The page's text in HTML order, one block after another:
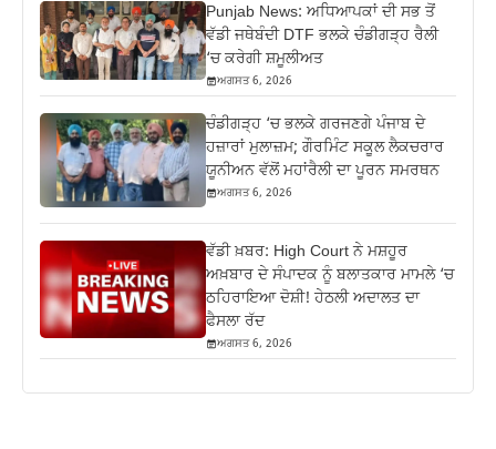
Punjab News: ਅਧਿਆਪਕਾਂ ਦੀ ਸਭ ਤੋਂ
ਵੱਡੀ ਜਥੇਬੰਦੀ DTF ਭਲਕੇ ਚੰਡੀਗੜ੍ਹ ਰੈਲੀ
‘ਚ ਕਰੇਗੀ ਸ਼ਮੂਲੀਅਤ
ਅਗਸਤ 6, 2026
ਚੰਡੀਗੜ੍ਹ ‘ਚ ਭਲਕੇ ਗਰਜਣਗੇ ਪੰਜਾਬ ਦੇ
ਹਜ਼ਾਰਾਂ ਮੁਲਾਜ਼ਮ; ਗੌਰਮਿੰਟ ਸਕੂਲ ਲੈਕਚਰਾਰ
ਯੂਨੀਅਨ ਵੱਲੋਂ ਮਹਾਂਰੈਲੀ ਦਾ ਪੂਰਨ ਸਮਰਥਨ
ਅਗਸਤ 6, 2026
ਵੱਡੀ ਖ਼ਬਰ: High Court ਨੇ ਮਸ਼ਹੂਰ
ਅਖ਼ਬਾਰ ਦੇ ਸੰਪਾਦਕ ਨੂੰ ਬਲਾਤਕਾਰ ਮਾਮਲੇ ‘ਚ
ਠਹਿਰਾਇਆ ਦੋਸ਼ੀ! ਹੇਠਲੀ ਅਦਾਲਤ ਦਾ
ਫੈਸਲਾ ਰੱਦ
ਅਗਸਤ 6, 2026